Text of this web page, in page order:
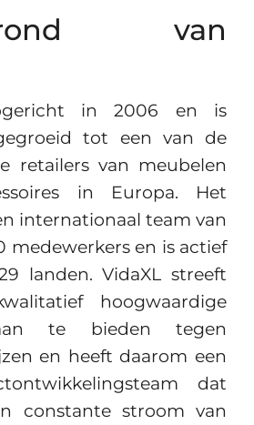
van
in 2006 en is
tot een van de
retailers van meubelen
in Europa. Het
internationaal team van
medewerkers en is actief
landen. VidaXL streeft
hoogwaardige
te bieden tegen
en heeft daarom een
dat
constante stroom van